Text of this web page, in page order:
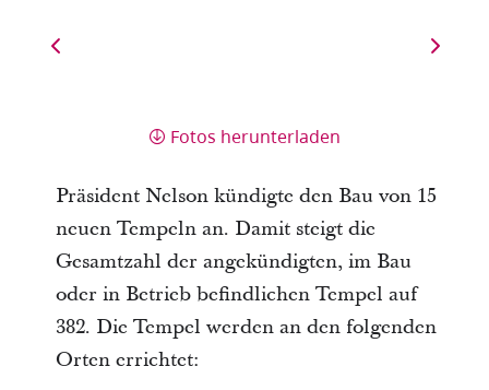
Fotos herunterladen
Präsident Nelson kündigte den Bau von 15
neuen Tempeln an. Damit steigt die
Gesamtzahl der angekündigten, im Bau
oder in Betrieb befindlichen Tempel auf
382. Die Tempel werden an den folgenden
Orten errichtet: